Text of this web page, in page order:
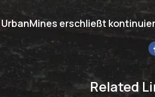
UrbanMines erschließt
Related